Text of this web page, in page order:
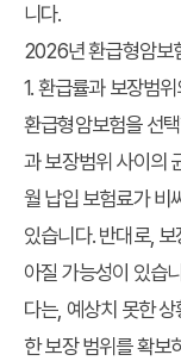
니다.
2026년 환급형암보
1. 환급률과 보장범위
환급형암보험을 선
과 보장범위 사이의
월 납입 보험료가 비
있습니다. 반대로,
아질 가능성이 있습
다는, 예상치 못한
한 보장 범위를 확보